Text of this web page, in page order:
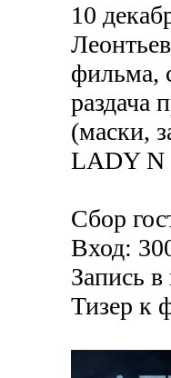
10
фильма,
раздача
(маски,
LADY N
Сбор
Вход:
Запись в
Тизер к